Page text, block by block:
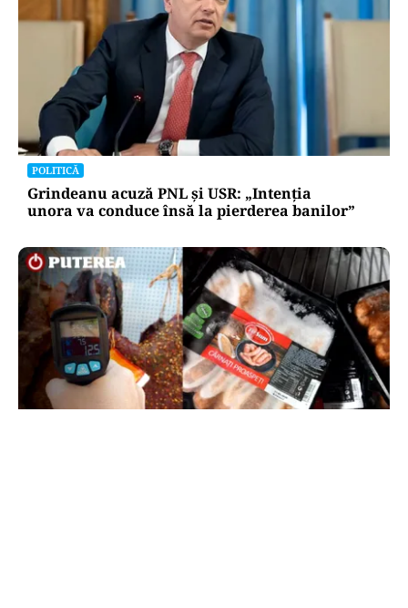
POLITICĂ
Grindeanu acuză PNL și USR: „Intenția
unora va conduce însă la pierderea banilor”